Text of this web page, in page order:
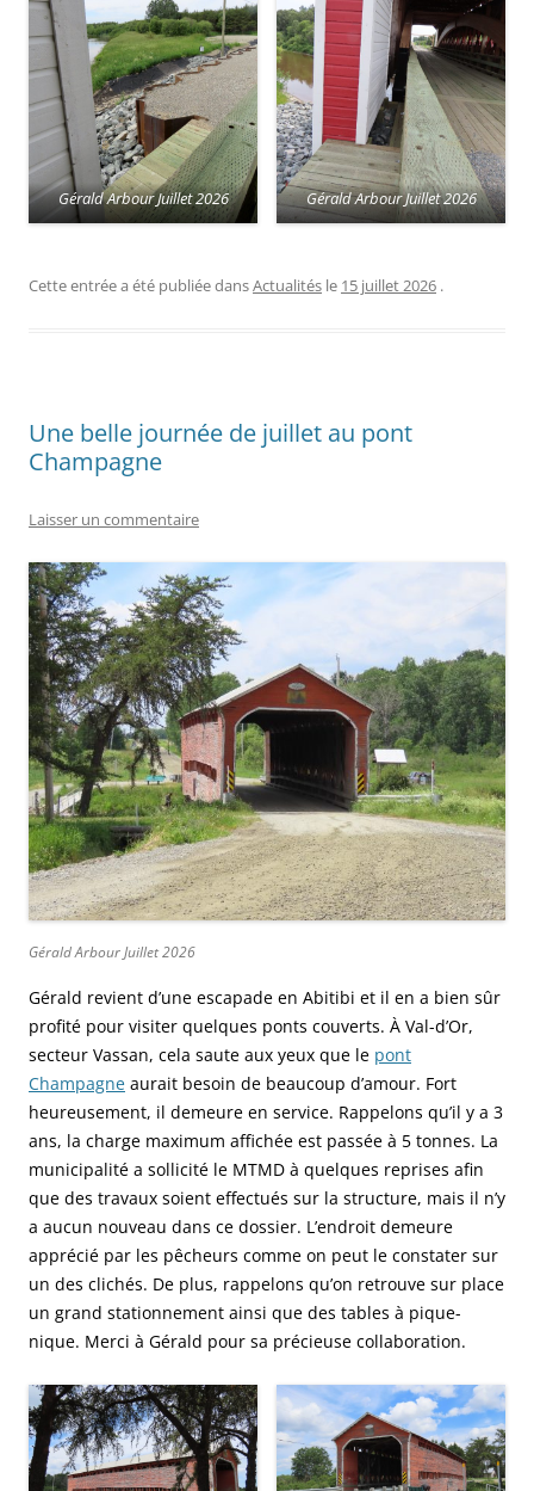
Gérald Arbour Juillet 2026 Gérald Arbour Juillet 2026
Cette entrée a été publiée dansActualités le 15 juillet 2026 .
Une belle journée de juillet au pont
Champagne
Laisser un commentaire
Gérald Arbour Juillet 2026
Gérald revient d’une escapade en Abitibi et il en a bien sûr
profité pour visiter quelques ponts couverts. À Val-d’Or,
secteur Vassan, cela saute aux yeux que le pont
Champagne aurait besoin de beaucoup d’amour. Fort
heureusement, il demeure en service. Rappelons qu’il y a 3
ans, la charge maximum affichée est passée à 5 tonnes. La
municipalité a sollicité le MTMD à quelques reprises afin
que des travaux soient effectués sur la structure, mais il n’y
a aucun nouveau dans ce dossier. L’endroit demeure
apprécié par les pêcheurs comme on peut le constater sur
un des clichés. De plus, rappelons qu’on retrouve sur place
un grand stationnement ainsi que des tables à pique-
nique. Merci à Gérald pour sa précieuse collaboration.